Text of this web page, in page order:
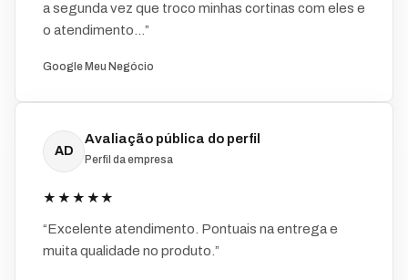
a segunda vez que troco minhas cortinas com eles e
o atendimento...”
Google Meu Negócio
AD
Avaliação pública do perfil
Perfil da empresa
★★★★★
“Excelente atendimento. Pontuais na entrega e
muita qualidade no produto.”